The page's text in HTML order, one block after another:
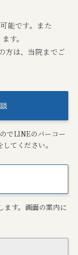
能です。また
す。
方は、当院までご
ます。画面の案内に
でLINEのバーコー
てください。